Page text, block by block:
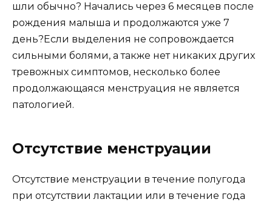
шли обычно? Начались через 6 месяцев после
рождения малыша и продолжаются уже 7
день?Если выделения не сопровождается
сильными болями, а также нет никаких других
тревожных симптомов, несколько более
продолжающаяся менструация не является
патологией.
Отсутствие менструации
Отсутствие менструации в течение полугода
при отсутствии лактации или в течение года